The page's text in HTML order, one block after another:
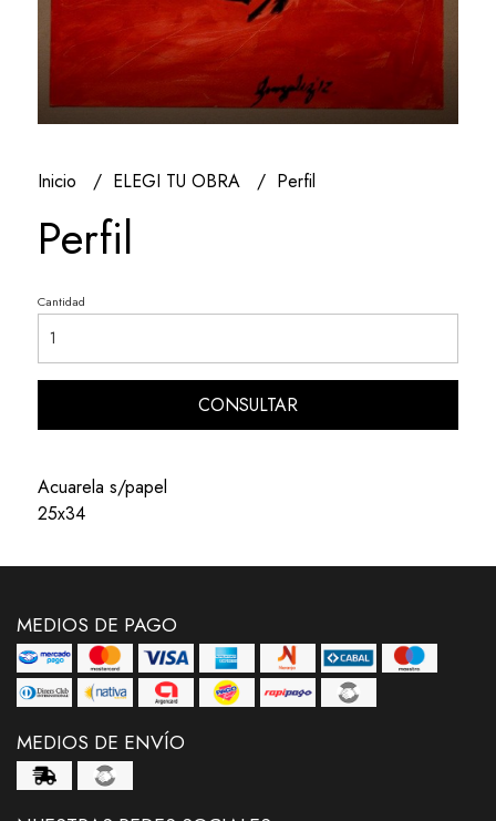
Inicio ELEGI TU OBRA Perfil
Perfil
Cantidad
CONSULTAR
Acuarela s/papel
25x34
MEDIOS DE PAGO
MEDIOS DE ENVÍO